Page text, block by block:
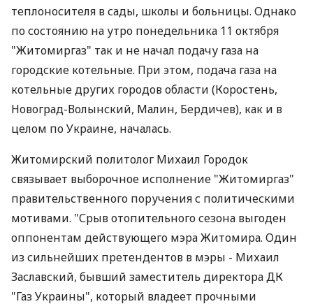
теплоносителя в сады, школы и больницы. Однако
по состоянию на утро понедельника 11 октября
"Житомиргаз" так и не начал подачу газа на
городские котельные. При этом, подача газа на
котельные других городов области (Коростень,
Новоград-Волынский, Малин, Бердичев), как и в
целом по Украине, началась.
Житомирский политолог Михаил Городок
связывает выборочное исполнение "Житомиргаз"
правительственного поручения с политическими
мотивами. "Срыв отопительного сезона выгоден
оппонентам действующего мэра Житомира. Один
из сильнейших претендентов в мэры - Михаил
Заславский, бывший заместитель директора ДК
"Газ Украины", который владеет прочными